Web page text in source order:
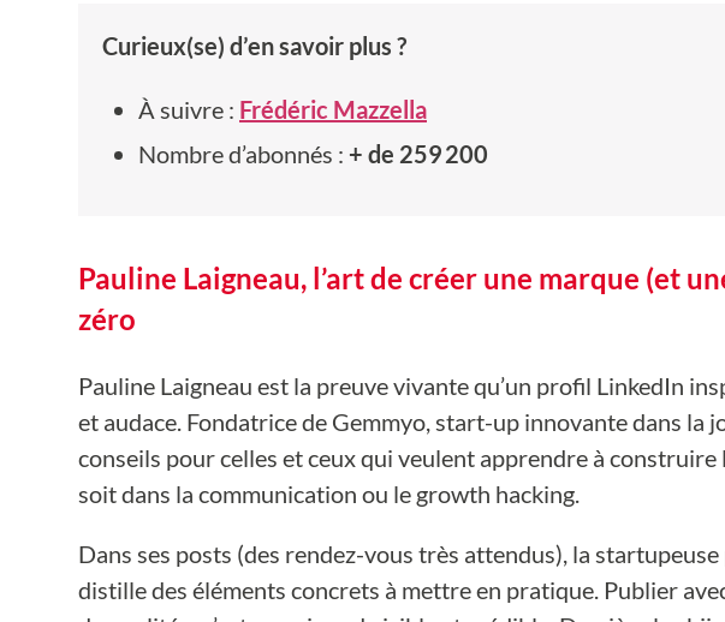
Curieux(se) d’en savoir plus ?
À suivre : Frédéric Mazzella
Nombre d’abonnés : + de 259 200
Pauline Laigneau, l’art de créer une marque (et
zéro
Pauline Laigneau est la preuve vivante qu’un profil LinkedIn
et audace. Fondatrice de Gemmyo, start-up innovante dans la
conseils pour celles et ceux qui veulent apprendre à
soit dans la communication ou le growth hacking.
Dans ses posts (des rendez-vous très attendus), la
distille des éléments concrets à mettre en pratique. Publier